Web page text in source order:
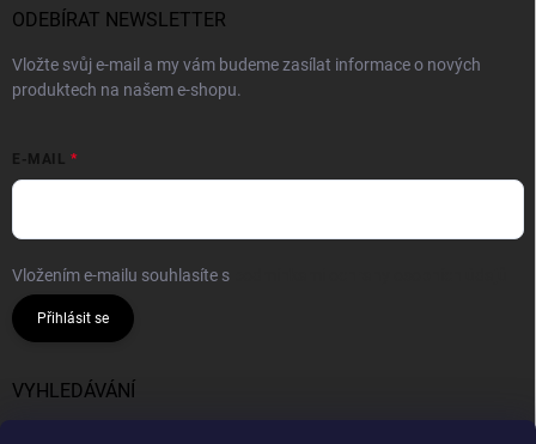
ODEBÍRAT NEWSLETTER
Vložte svůj e-mail a my vám budeme zasílat informace o nových
produktech na našem e-shopu.
E-MAIL
Vložením e-mailu souhlasíte s
Přihlásit se
VYHLEDÁVÁNÍ